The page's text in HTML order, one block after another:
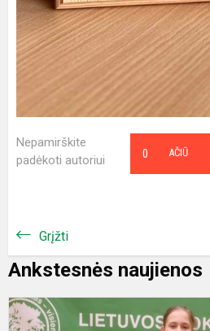
Nepamirškite
padėkoti autoriui
AČIŪ
0
Grįžti
Ankstesnės naujienos